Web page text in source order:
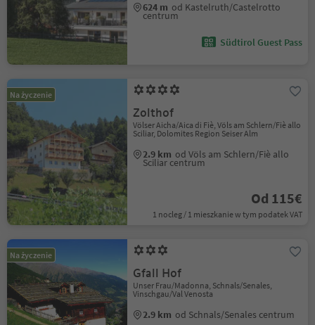
624 m od Kastelruth/Castelrotto
centrum
Südtirol Guest Pass
Na życzenie
Zolthof
Völser Aicha/Aica di Fiè, Völs am Schlern/Fiè allo
Sciliar, Dolomites Region Seiser Alm
2.9 km od Völs am Schlern/Fiè allo
Sciliar centrum
Od 115€
1 nocleg / 1 mieszkanie w tym podatek VAT
Na życzenie
Gfall Hof
Unser Frau/Madonna, Schnals/Senales,
Vinschgau/Val Venosta
2.9 km od Schnals/Senales centrum